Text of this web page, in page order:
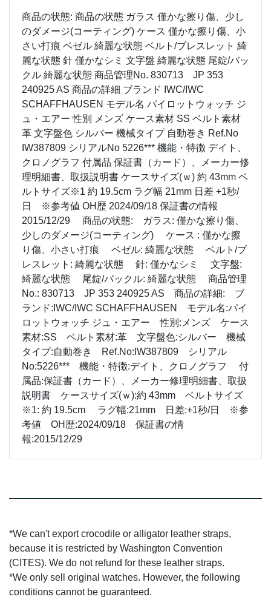
商品の状態: 商品の状態 ガラス 僅かな擦り傷、少し
のダメージ(コーティング) ケース 僅かな擦り傷、小
さい打痕 ベゼル 綺麗な状態 ベルト/ブレスレット 綺
麗な状態 針 僅かなシミ 文字盤 綺麗な状態 尾錠/バッ
クル 綺麗な状態 商品管理No. 830713 JP 353
240925 AS 商品の詳細 ブランド IWC/IWC
SCHAFFHAUSEN モデル名 パイロットウォッチ ジ
ュ・エアー 性別 メンズ ケース素材 SS ベルト素材
革 文字盤色 シルバー 機械タイプ 自動巻き Ref.No
IW387809 シリアルNo 5226*** 機能・特徴 デイト、
クロノグラフ 付属品 保証書（カード）、メーカー修
理明細書、取扱説明書 ケースサイズ(ｗ) 約 43mm ベ
ルトサイズ※1 約 19.5cm ラグ幅 21mm 日差 +1秒/
日 ※参考値 OH歴 2024/09/18 保証書の情報
2015/12/29 商品の状態: ガラス: 僅かな擦り傷、
少しのダメージ(コーティング) ケース : 僅かな擦
り傷、小さい打痕 ベゼル: 綺麗な状態 ベルト/ブ
レスレット: 綺麗な状態 針: 僅かなシミ 文字盤:
綺麗な状態 尾錠/バックル: 綺麗な状態 商品管理
No.: 830713 JP 353 240925 AS 商品の詳細: ブ
ランド:IWC/IWC SCHAFFHAUSEN モデル名:パイ
ロットウォッチ ジュ・エアー 性別:メンズ ケース
素材:SS ベルト素材:革 文字盤色:シルバー 機械
タイプ:自動巻き Ref.No:IW387809 シリアル
No:5226*** 機能・特徴:デイト、クロノグラフ 付
属品:保証書（カード）、メーカー修理明細書、取扱
説明書 ケースサイズ(ｗ):約 43mm ベルトサイズ
※1: 約 19.5cm ラグ幅:21mm 日差:+1秒/日 ※参
考値 OH歴:2024/09/18 保証書の情
報:2015/12/29
*We can't export crocodile or alligator leather straps,
because it is restricted by Washington Convention
(CITES). We do not refund for these leather straps.
*We only sell original watches. However, the following
conditions cannot be guaranteed.